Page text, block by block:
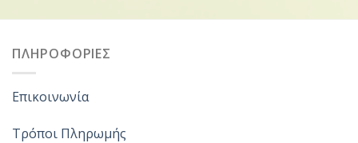
ΠΛΗΡΟΦΟΡΙΕΣ
Επικοινωνία
Τρόποι Πληρωμής